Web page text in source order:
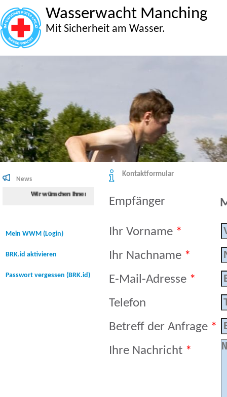
Wasserwacht Manching
Mit Sicherheit am Wasser.
News
Wir wünschen Ihnen viel Spaß beim Surfen auf der Internetseite der
Mein WWM (Login)
BRK.id aktivieren
Passwort vergessen (BRK.id)
Kontaktformular
Empfänger
Ihr Vorname *
Ihr Nachname *
E-Mail-Adresse *
Telefon
Betreff der Anfrage *
Ihre Nachricht *